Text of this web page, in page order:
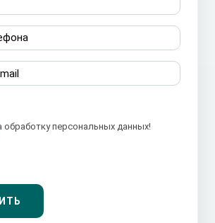
обработку персональных данных!